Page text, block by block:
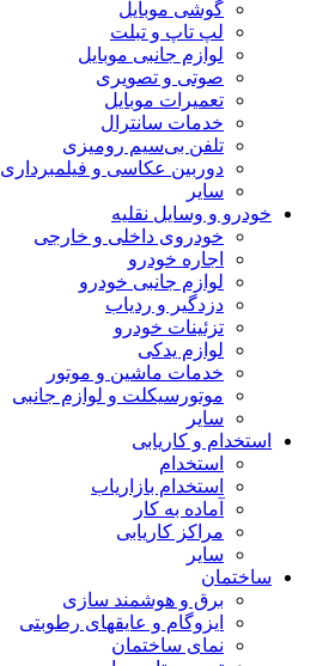
گوشی موبایل
لپ تاپ و تبلت
لوازم جانبی موبایل
صوتی و تصویری
تعمیرات موبایل
خدمات سانترال
تلفن بی‌سیم رومیزی
دوربین عکاسی و فیلمبرداری
سایر
خودرو و وسایل نقلیه
خودروی داخلی و خارجی
اجاره خودرو
لوازم جانبی خودرو
دزدگیر و ردیاب
تزئینات خودرو
لوازم یدکی
خدمات ماشین و موتور
موتورسیکلت و لوازم جانبی
سایر
استخدام و کاریابی
استخدام
استخدام بازاریاب
آماده به کار
مراکز کاریابی
سایر
ساختمان
برق و هوشمند سازی
ایزوگام و عایقهای رطوبتی
نمای ساختمان